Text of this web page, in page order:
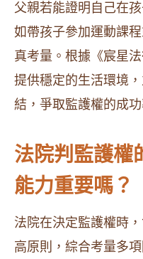
父親若能證明自己在
如帶孩子參加運動課
真考量。根據《宸星
提供穩定的生活環境
結，爭取監護權的成
法院判監護權
能力重要嗎？
法院在決定監護權時
高原則，綜合考量多